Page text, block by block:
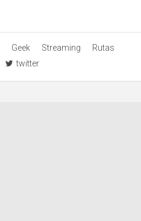
Geek Streaming
Rutas
twitter